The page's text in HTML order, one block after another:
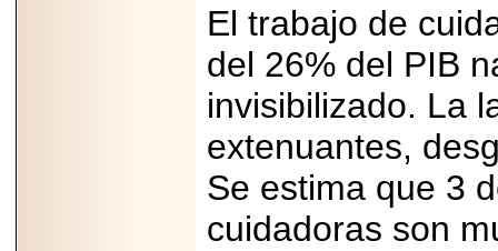
El trabajo de
del 26% del PIB
invisibilizado. La
extenuantes,
Se estima que 3
cuidadoras son